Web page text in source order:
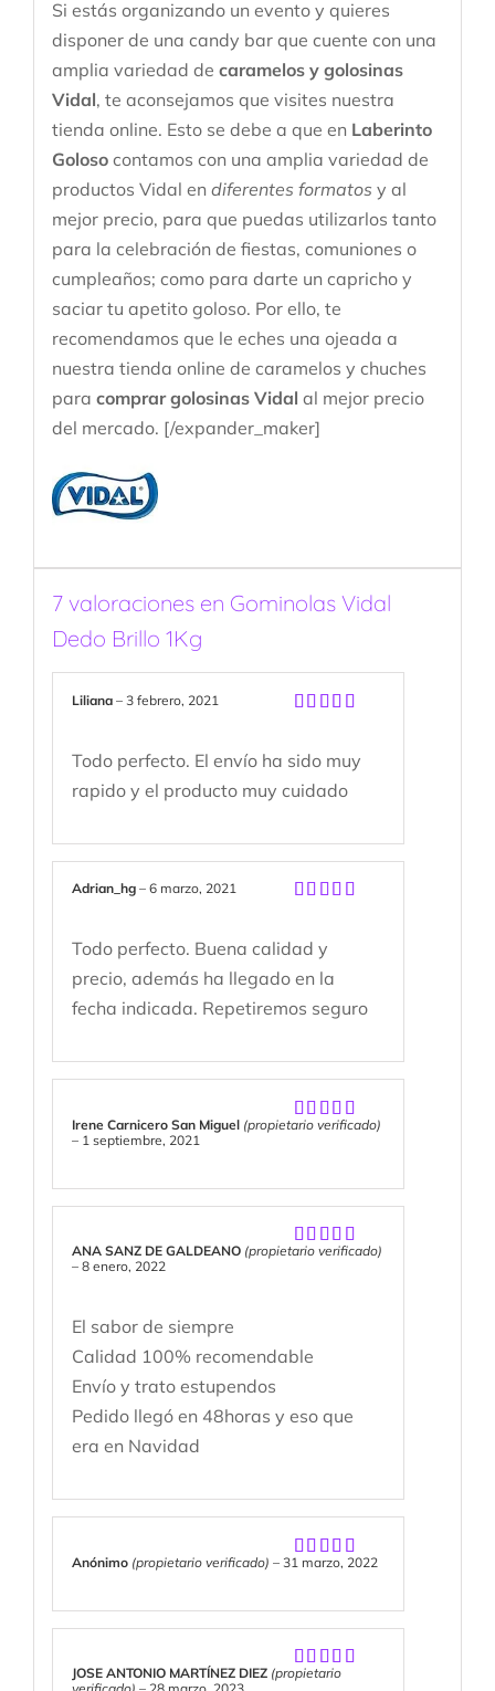
Si estás organizando un evento y quieres
disponer de una candy bar que cuente con una
amplia variedad de caramelos y golosinas
Vidal, te aconsejamos que visites nuestra
tienda online. Esto se debe a que en Laberinto
Golosocontamos con una amplia variedad de
productos Vidal en diferentes formatos y al
mejor precio, para que puedas utilizarlos tanto
para la celebración de fiestas, comuniones o
cumpleaños; como para darte un capricho y
saciar tu apetito goloso. Por ello, te
recomendamos que le eches una ojeada a
nuestra tienda online de caramelos y chuches
para comprar golosinas Vidal al mejor precio
del mercado. [/expander_maker]
7 valoraciones en Gominolas Vidal
Dedo Brillo 1Kg
Liliana– 3 febrero, 2021
Todo perfecto. El envío ha sido muy
rapido y el producto muy cuidado
Adrian_hg– 6 marzo, 2021
Todo perfecto. Buena calidad y
precio, además ha llegado en la
fecha indicada. Repetiremos seguro
Valorado
Irene Carnicero San Miguel (propietario verificado)
– 1 septiembre, 2021
Valorado
ANA SANZ DE GALDEANO (propietario verificado)
– 8 enero, 2022
El sabor de siempre
Calidad 100% recomendable
Envío y trato estupendos
Pedido llegó en 48horas y eso que
era en Navidad
Valorado
Anónimo (propietario verificado) – 31 marzo, 2022
Valorado
JOSE ANTONIO MARTÍNEZ DIEZ (propietario